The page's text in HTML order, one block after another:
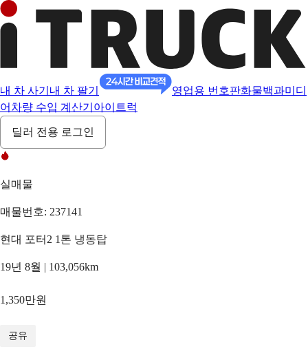
내 차 사기 내 차 팔기 영업용 번호판화물백과미디
어 차량 수입 계산기 아이트럭
딜러 전용 로그인
실매물
매물번호: 237141
현대 포터2 1톤 냉동탑
19년 8월 | 103,056km
1,350만원
공유
/20